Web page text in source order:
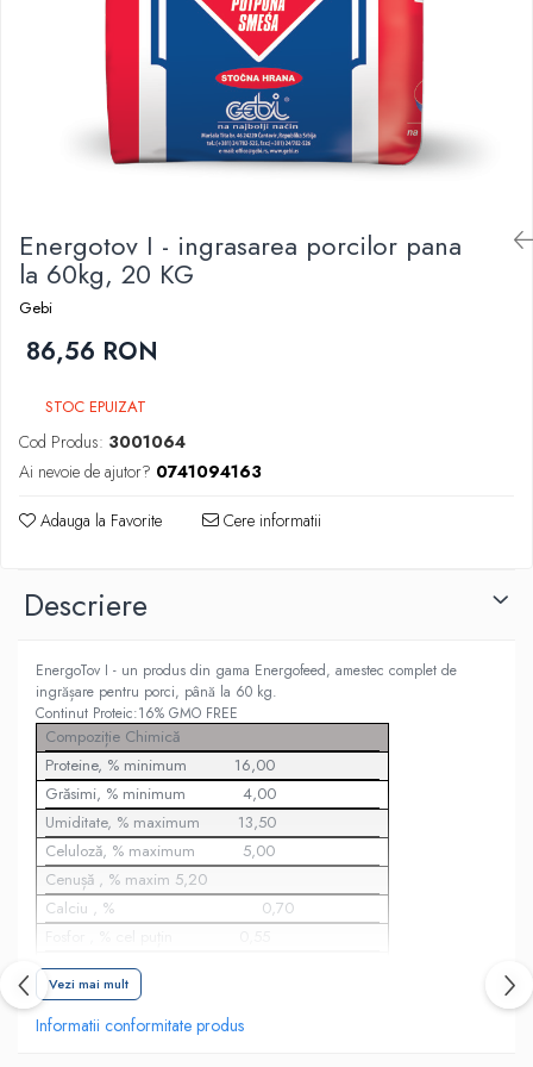
Energotov I - ingrasarea porcilor pana
la 60kg, 20 KG
Gebi
86,56 RON
STOC EPUIZAT
Cod Produs: 3001064
Ai nevoie de ajutor? 0741094163
Adauga la Favorite Cere informatii
Descriere
EnergoTov I - un produs din gama Energofeed, amestec complet de
ingrășare pentru porci, până la 60 kg.
Continut Proteic:16% GMO FREE
Compoziție Chimică
Proteine, % minimum 16,00
Grăsimi, % minimum 4,00
Umiditate, % maximum 13,50
Celuloză, % maximum 5,00
Cenușă , % maxim 5,20
Calciu , % 0,70
Fosfor disponibil , % cel puțin 0,30
Sodiu , % 0,24
Met. Energie calculate, MJ/kg cel puțin 13,00
Vezi mai mult
Informatii conformitate produs